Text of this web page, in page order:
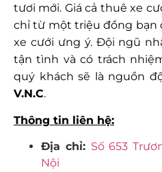
tươi mới. Giá cả thuê xe
chỉ từ một triệu đồng bạn
xe cưới ưng ý. Đội ngũ
tận tình và có trách
quý khách sẽ là nguồn
V.N.C.
Thông tin liên hệ:
Địa chỉ: Số 653
Nội